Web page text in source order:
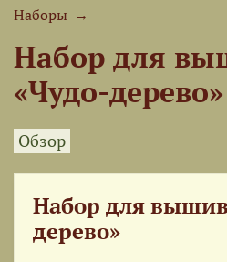
Наборы →
Набор для
«Чудо-дерево»
Обзор
Набор для
дерево»